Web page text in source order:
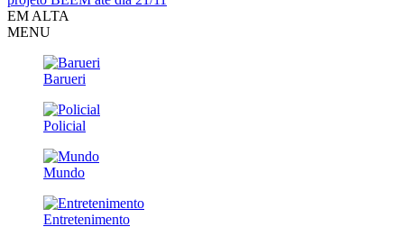
EM ALTA
MENU
Barueri
Policial
Mundo
Entretenimento